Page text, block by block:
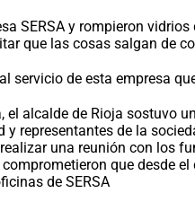
SERSA y rompieron
que las cosas salgan de
servicio de esta empresa
alcalde de Rioja sostuvo
representantes de la
realizar una reunión con
que desde
de SERSA